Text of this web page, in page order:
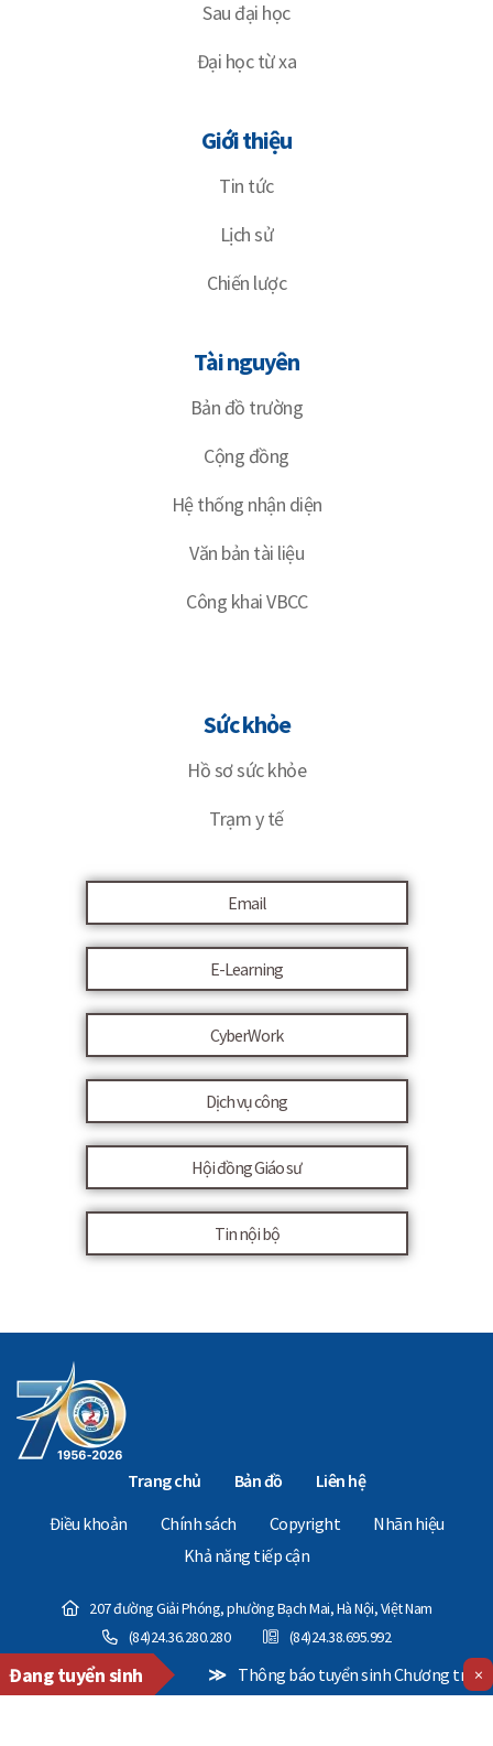
Sau đại học
Đại học từ xa
Giới thiệu
Tin tức
Lịch sử
Chiến lược
Tài nguyên
Bản đồ trường
Cộng đồng
Hệ thống nhận diện
Văn bản tài liệu
Công khai VBCC
Sức khỏe
Hồ sơ sức khỏe
Trạm y tế
Email
E-Learning
CyberWork
Dịch vụ công
Hội đồng Giáo sư
Tin nội bộ
Trang chủ Bản đồ
Liên hệ
Điều khoản
Chính sách Copyright
Nhãn hiệu
Khả năng tiếp cận
207 đường Giải Phóng, phường Bạch Mai, Hà Nội, Việt Nam
(84)24.36.280.280
(84)24.38.695.992
Copyright © 2024 - The National Economics University. All Rights Reserved
Đang tuyển sinh
≫ Thông báo tuyển sinh Chương trình Thạc sĩ ×